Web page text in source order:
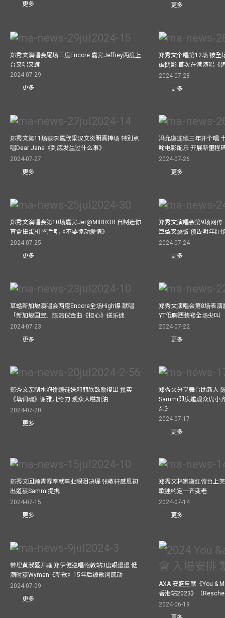
更多
更多
郑秀文演唱会尾场三度Encore 嘉宾Jeffrey两度上
台又唱又跳
2024-07-29
更多
郑秀文个唱第12场 被全
破阴影 首次在港演唱《
2024-07-28
更多
郑秀文第11场获李嘉欣梁汉文炎明熹捧场 特別点
唱Dear Jane《到底发生过什么事》
2024-07-27
更多
冯允谦连续三年开个唱
喻电影配乐 开展新里程
2024-07-26
更多
郑秀文演唱会第10场嘉宾Jer@MIRROR 自制迷你
盲盒扭蛋机 拖手唱《不要惊动爱情》
2024-07-25
更多
郑秀文演唱会第9场网传
巨型叉烧饭 预告明年红
2024-07-24
更多
草蜢新加坡演唱会两度Encore全场High爆 献唱
「新加坡国宝」陈洁仪金曲《担心》送乐迷
2024-07-23
更多
郑秀文演唱会第8场表
YT低胸西装褛全场尖叫
2024-07-22
更多
郑秀文亲制水泡饼颈链送邓丽欣鼓励復出 揽实
《填词魂》谢雅儿给力 观众大嗌加油
2024-07-20
更多
郑秀文分享舞台助新人
Sammi即庆邀观众席小
朵》
2024-07-17
更多
郑秀文回顾青春奉献事业眼泪决堤 张敬轩感恩初
出道获Sammi提携
2024-07-15
更多
郑秀文林家谦红馆台上
歌迷约定一齐变老
2024-07-14
更多
带埋黄淑蔓开骚 郑伊健巡唱伦敦站3度眼湿湿 低
潮时获Wyman《新歌》15年后被歌词感动
2024-07-09
更多
AXA 安盛呈献《You &
香港站2023》（
2024-06-19